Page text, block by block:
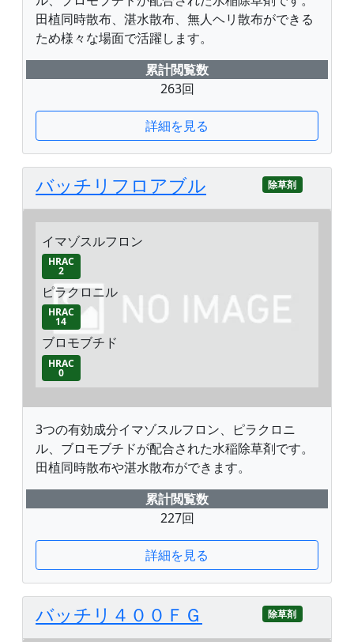
田植同時散布、湛水散布、無人ヘリ散布ができる
ため様々な場面で活躍します。
累計閲覧数
263回
詳細を見る
バッチリフロアブル 除草剤
イマゾスルフロン
HRAC
2
ピラクロニル
HRAC
14
ブロモブチド
HRAC
0
3つの有効成分イマゾスルフロン、ピラクロニ
ル、ブロモブチドが配合された水稲除草剤です。
田植同時散布や湛水散布ができます。
累計閲覧数
227回
詳細を見る
バッチリ４００ＦＧ 除草剤